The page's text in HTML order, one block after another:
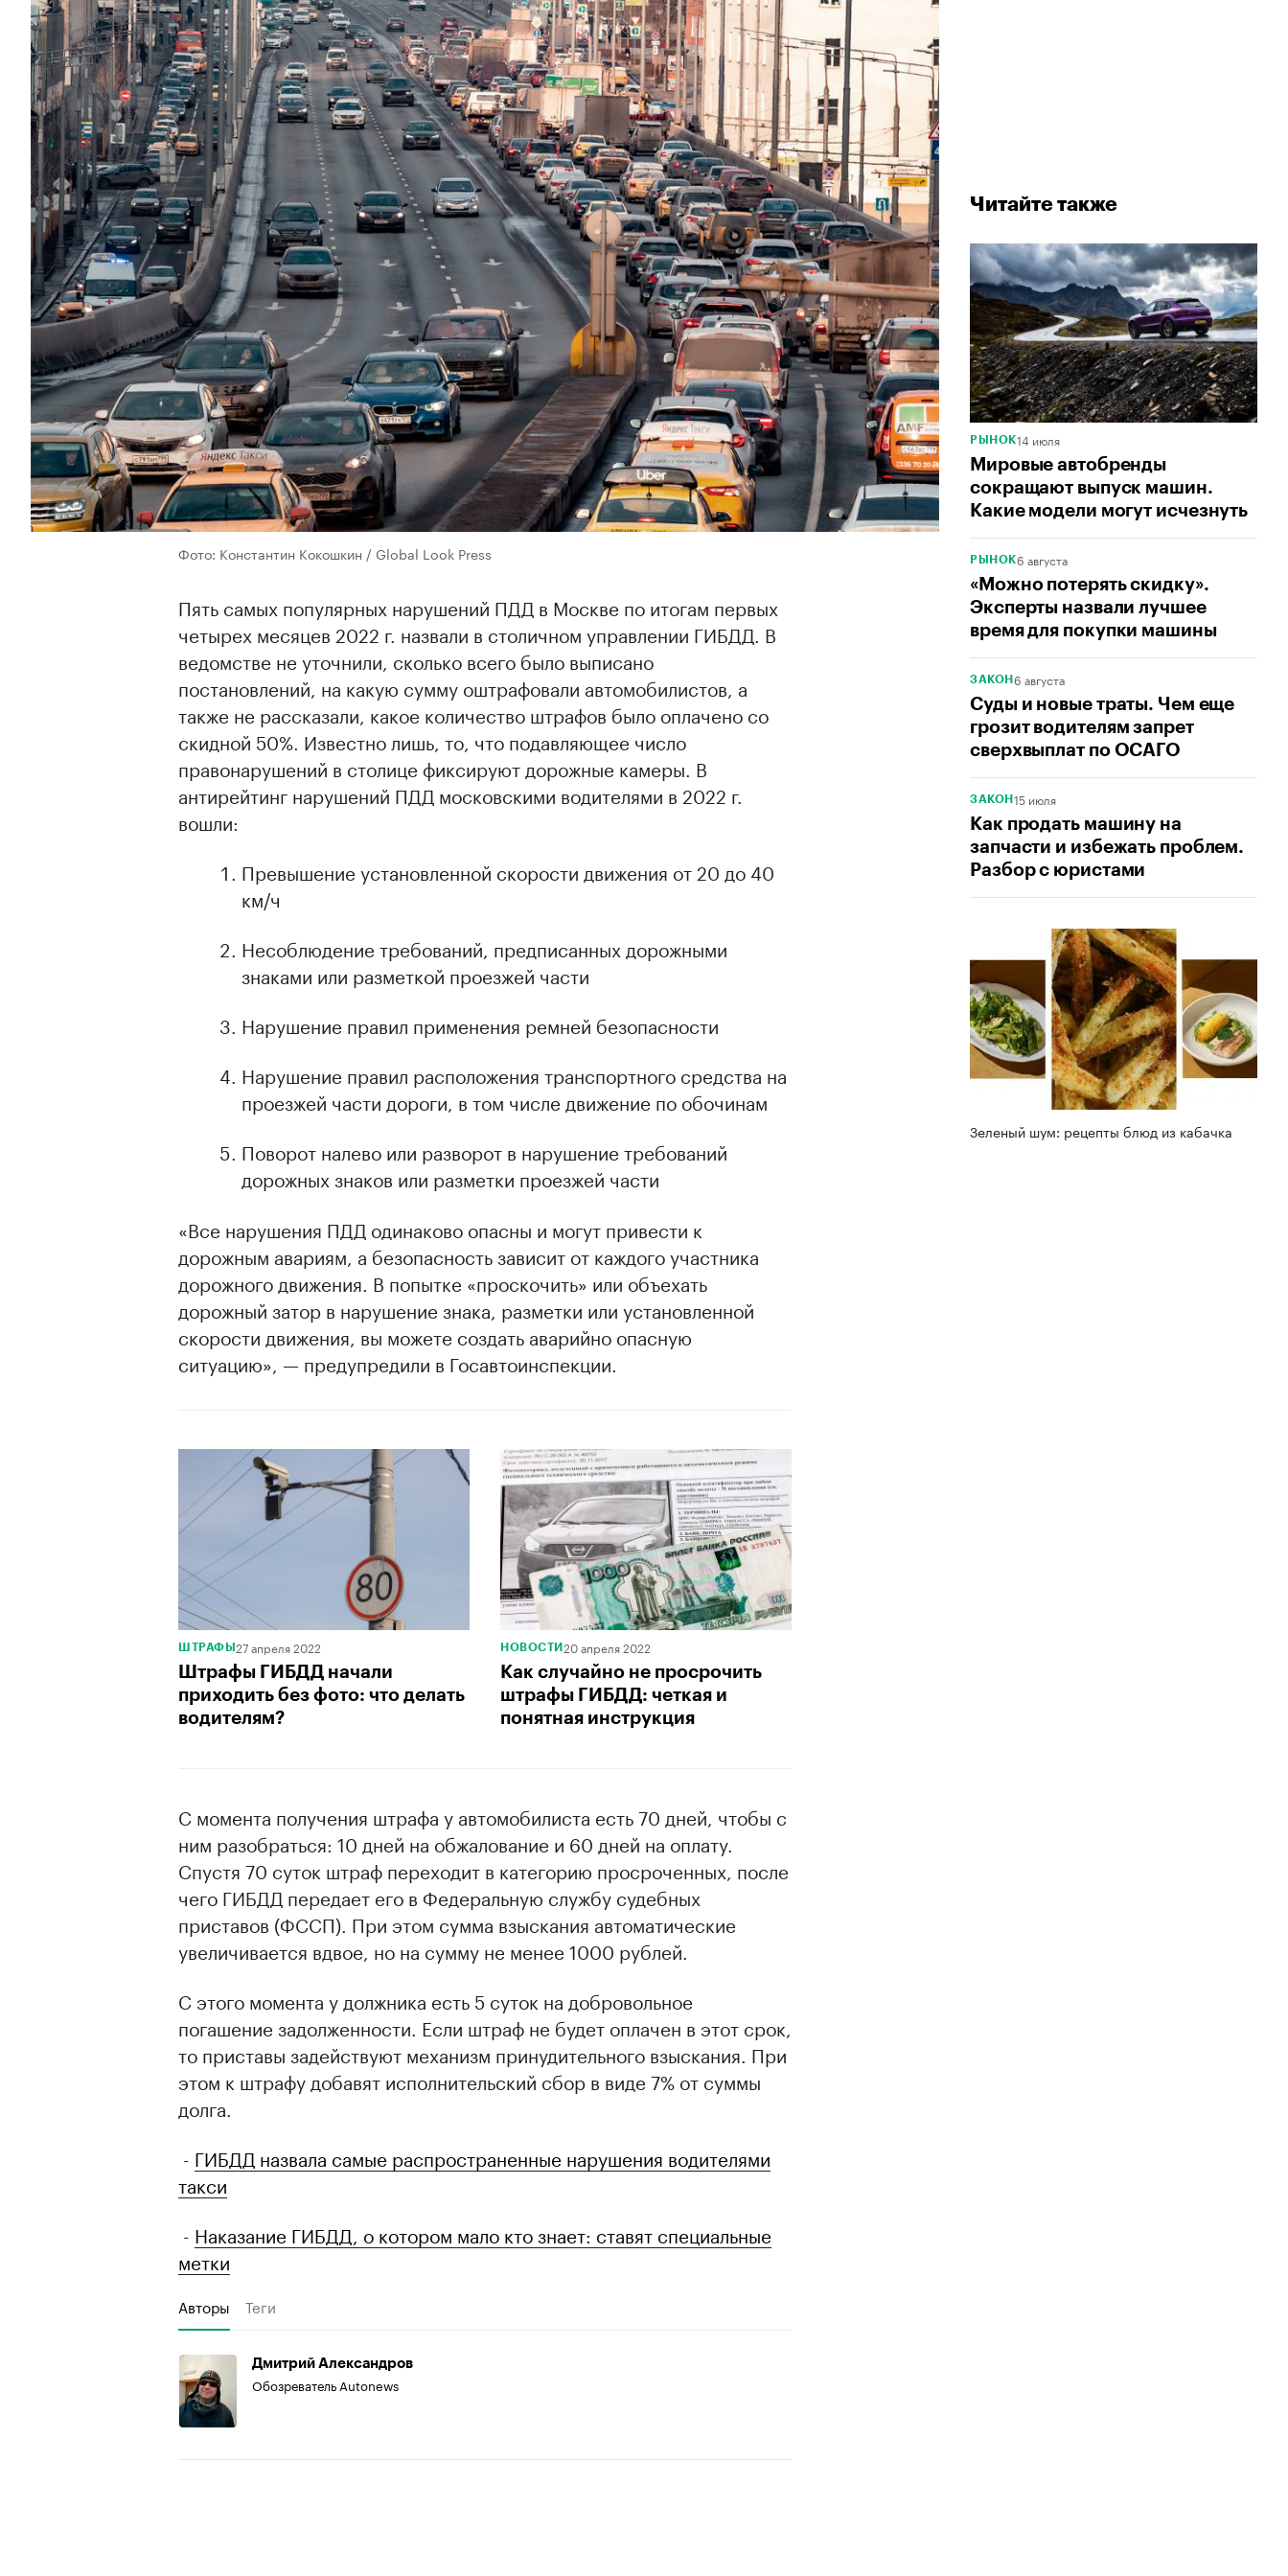
Читайте также
РЫНОК14 июля
Мировые автобренды
сокращают выпуск машин.
Какие модели могут исчезнуть
РЫНОК6 августа
«Можно потерять скидку».
Эксперты назвали лучшее
время для покупки машины
ЗАКОН 6 августа
Суды и новые траты. Чем еще
грозит водителям запрет
сверхвыплат по ОСАГО
ЗАКОН 15 июля
Как продать машину на
запчасти и избежать проблем.
Разбор с юристами
Зеленый шум: рецепты блюд из кабачка
Фото: Константин Кокошкин / Global Look Press
Пять самых популярных нарушений ПДД в Москве по итогам первых
четырех месяцев 2022 г. назвали в столичном управлении ГИБДД. В
ведомстве не уточнили, сколько всего было выписано
постановлений, на какую сумму оштрафовали автомобилистов, а
также не рассказали, какое количество штрафов было оплачено со
скидной 50%. Известно лишь, то, что подавляющее число
правонарушений в столице фиксируют дорожные камеры. В
антирейтинг нарушений ПДД московскими водителями в 2022 г.
вошли:
Превышение установленной скорости движения от 20 до 40
км/ч
Несоблюдение требований, предписанных дорожными
знаками или разметкой проезжей части
Нарушение правил применения ремней безопасности
Нарушение правил расположения транспортного средства на
проезжей части дороги, в том числе движение по обочинам
Поворот налево или разворот в нарушение требований
дорожных знаков или разметки проезжей части
«Все нарушения ПДД одинаково опасны и могут привести к
дорожным авариям, а безопасность зависит от каждого участника
дорожного движения. В попытке «проскочить» или объехать
дорожный затор в нарушение знака, разметки или установленной
скорости движения, вы можете создать аварийно опасную
ситуацию», — предупредили в Госавтоинспекции.
ШТРАФЫ 27 апреля 2022
Штрафы ГИБДД начали
приходить без фото: что делать
водителям?
НОВОСТИ 20 апреля 2022
Как случайно не просрочить
штрафы ГИБДД: четкая и
понятная инструкция
С момента получения штрафа у автомобилиста есть 70 дней, чтобы с
ним разобраться: 10 дней на обжалование и 60 дней на оплату.
Спустя 70 суток штраф переходит в категорию просроченных, после
чего ГИБДД передает его в Федеральную службу судебных
приставов (ФССП). При этом сумма взыскания автоматические
увеличивается вдвое, но на сумму не менее 1000 рублей.
С этого момента у должника есть 5 суток на добровольное
погашение задолженности. Если штраф не будет оплачен в этот срок,
то приставы задействуют механизм принудительного взыскания. При
этом к штрафу добавят исполнительский сбор в виде 7% от суммы
долга.
- ГИБДД назвала самые распространенные нарушения водителями
такси
- Наказание ГИБДД, о котором мало кто знает: ставят специальные
метки
Авторы Теги
Дмитрий Александров
Обозреватель Autonews